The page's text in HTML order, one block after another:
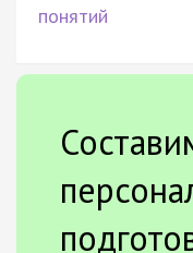
понятий